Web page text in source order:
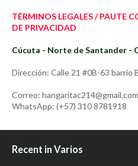
TÉRMINOS LEGALES / PAUTE
DE PRIVACIDAD
Cúcuta - Norte de Santander -
Dirección: Calle 21 #0B-63 barrio
Correo: hangaritac214@gmail.com
WhatsApp: (+57) 310 8781918
Recent in Varios